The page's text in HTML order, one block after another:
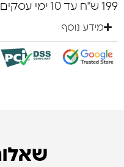
199 ש"ח עד 10 ימי עסקים.
מידע נוסף